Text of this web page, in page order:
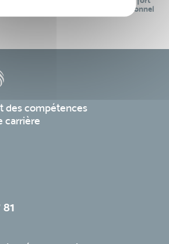
avec le monde professionnel
des compétences
carrière